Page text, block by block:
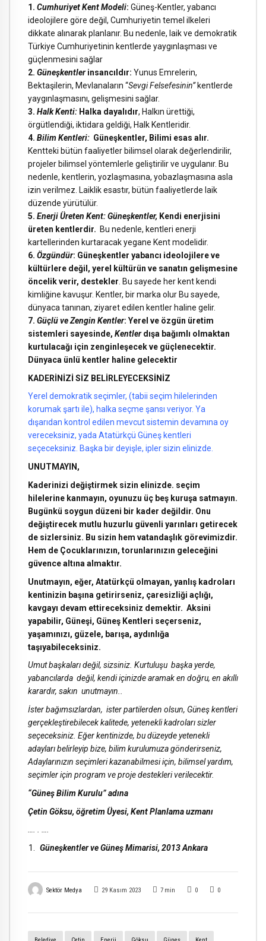
Sektör Medya 29 Kasım 2023 7 min 0 0
1. Cumhuriyet Kent Modeli: Güneş-Kentler, yabancı
ideolojilere göre değil, Cumhuriyetin temel ilkeleri
dikkate alınarak planlanır. Bu nedenle, laik ve demokratik
Türkiye Cumhuriyetinin kentlerde yaygınlaşması ve
güçlenmesini sağlar
2. Güneşkentlerinsancıldır: Yunus Emrelerin,
Bektaşilerin, Mevlanaların “Sevgi Felsefesinin”kentlerde
yaygınlaşmasını, gelişmesini sağlar.
3. Halk Kenti: Halka dayalıdır, Halkın ürettiği,
örgütlendiği, iktidara geldiği, Halk Kentleridir.
4. Bilim Kentleri: Güneşkentler, Bilimi esas alır.
Kentteki bütün faaliyetler bilimsel olarak değerlendirilir,
projeler bilimsel yöntemlerle geliştirilir ve uygulanır. Bu
nedenle, kentlerin, yozlaşmasına, yobazlaşmasına asla
izin verilmez. Laiklik esastır, bütün faaliyetlerde laik
düzende yürütülür.
5. Enerji Üreten Kent: Güneşkentler, Kendi enerjisini
üreten kentlerdir. Bu nedenle, kentleri enerji
kartellerinden kurtaracak yegane Kent modelidir.
6. Özgündür: Güneşkentler yabancı ideolojilere ve
kültürlere değil, yerel kültürün ve sanatın gelişmesine
öncelik verir, destekler . Bu sayede her kent kendi
kimliğine kavuşur. Kentler, bir marka olur Bu sayede,
dünyaca tanınan, ziyaret edilen kentler haline gelir.
7. Güçlü ve Zengin Kentler: Yerel ve özgün üretim
sistemleri sayesinde, Kentlerdışa bağımlı olmaktan
kurtulacağı için zenginleşecek ve güçlenecektir.
Dünyaca ünlü kentler haline gelecektir
KADERİNİZİ SİZ BELİRLEYECEKSİNİZ
Yerel demokratik seçimler, (tabii seçim hilelerinden
korumak şartı ile), halka seçme şansı veriyor. Ya
dışarıdan kontrol edilen mevcut sistemin devamına oy
vereceksiniz, yada Atatürkçü Güneş kentleri
seçeceksiniz. Başka bir deyişle, ipler sizin elinizde.
UNUTMAYIN,
Kaderinizi değiştirmek sizin elinizde. seçim
hilelerine kanmayın, oyunuzu üç beş kuruşa satmayın.
Bugünkü soygun düzeni bir kader değildir. Onu
değiştirecek mutlu huzurlu güvenli yarınları getirecek
de sizlersiniz. Bu sizin hem vatandaşlık görevimizdir.
Hem de Çocuklarınızın, torunlarınızın geleceğini
güvence altına almaktır.
Unutmayın, eğer, Atatürkçü olmayan, yanlış kadroları
kentinizin başına getirirseniz, çaresizliği açlığı,
kavgayı devam ettireceksiniz demektir. Aksini
yapabilir, Güneşi, Güneş Kentleri seçerseniz,
yaşamınızı, güzele, barışa, aydınlığa
taşıyabileceksiniz.
Umut başkaları değil, sizsiniz. Kurtuluşu başka yerde,
yabancılarda değil, kendi içinizde aramak en doğru, en akıllı
karardır, sakın unutmayın..
İster bağımsızlardan, ister partilerden olsun, Güneş kentleri
gerçekleştirebilecek kalitede, yetenekli kadroları sizler
seçeceksiniz. Eğer kentinizde, bu düzeyde yetenekli
adayları belirleyip bize, bilim kurulumuza gönderirseniz,
Adaylarınızın seçimleri kazanabilmesi için, bilimsel yardım,
seçimler için program ve proje destekleri verilecektir.
“Güneş Bilim Kurulu” adına
Çetin Göksu, öğretim Üyesi, Kent Planlama uzmanı
…. . ….
Güneşkentler ve Güneş Mimarisi, 2013 Ankara